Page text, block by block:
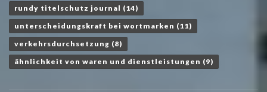
rundy titelschutz journal (14)
unterscheidungskraft bei wortmarken (11)
verkehrsdurchsetzung (8)
ähnlichkeit von waren und dienstleistungen (9)